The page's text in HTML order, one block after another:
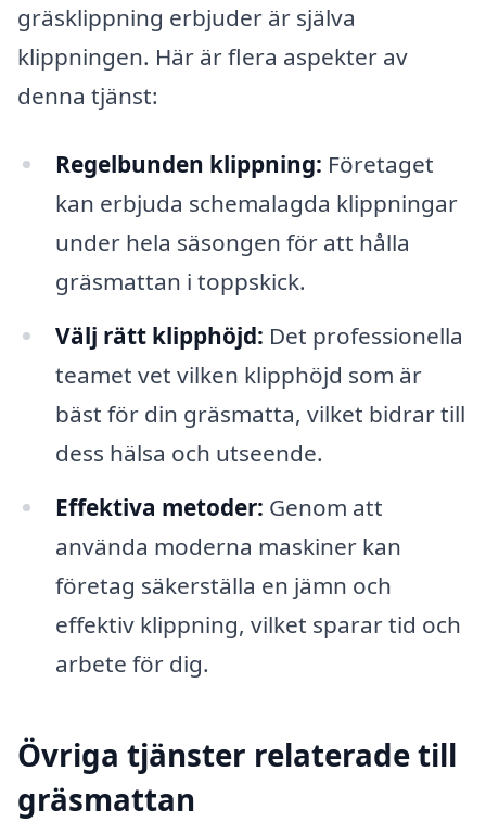
gräsklippning erbjuder är själva
klippningen. Här är flera aspekter av
denna tjänst:
Regelbunden klippning: Företaget
kan erbjuda schemalagda klippningar
under hela säsongen för att hålla
gräsmattan i toppskick.
Välj rätt klipphöjd: Det professionella
teamet vet vilken klipphöjd som är
bäst för din gräsmatta, vilket bidrar till
dess hälsa och utseende.
Effektiva metoder: Genom att
använda moderna maskiner kan
företag säkerställa en jämn och
effektiv klippning, vilket sparar tid och
arbete för dig.
Övriga tjänster relaterade till
gräsmattan